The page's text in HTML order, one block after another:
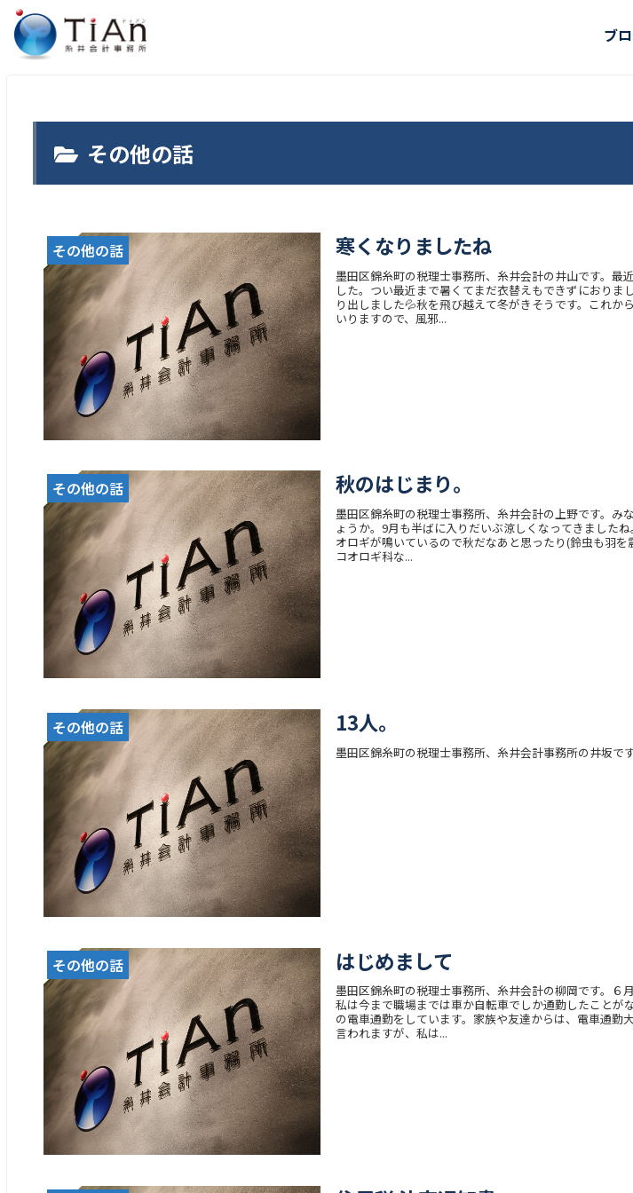
ブ
その他の話
その他の話 寒くなりましたね
墨田区錦糸町の税理士事務所、糸井会計の井山です。最
した。つい最近まで暑くてまだ衣替えもできずにおりま
り出しました💦秋を飛び越えて冬がきそうです。これか
いりますので、風邪...
その他の話 秋のはじまり。
墨田区錦糸町の税理士事務所、糸井会計の上野です。み
ょうか。9月も半ばに入りだいぶ涼しくなってきました
オロギが鳴いているので秋だなあと思ったり(鈴虫も羽
コオロギ科な...
その他の話 13人。
墨田区錦糸町の税理士事務所、糸井会計事務所の井坂です
その他の話 はじめまして
墨田区錦糸町の税理士事務所、糸井会計の柳岡です。６
私は今まで職場までは車か自転車でしか通勤したことが
の電車通勤をしています。家族や友達からは、電車通勤
言われますが、私は...